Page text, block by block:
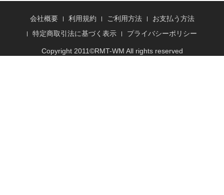
会社概要 利用規約 ご利用方法
お支払う方法
特定商取引法に基づく表示
プライバシーポリシー
Copyright 2011©RMT-WM All rights reserved